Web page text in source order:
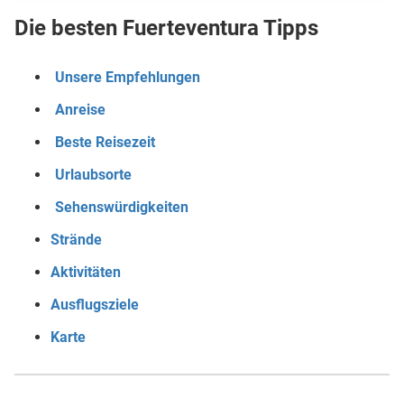
Die besten Fuerteventura Tipps
Unsere Empfehlungen
Anreise
Beste Reisezeit
Urlaubsorte
Sehenswürdigkeiten
Strände
Aktivitäten
Ausflugsziele
Karte